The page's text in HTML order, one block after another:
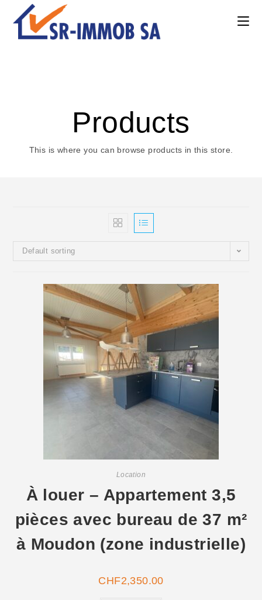
content
Products
This is where you can browse products in this store.
Default sorting
Location
À louer – Appartement 3,5
pièces avec bureau de 37 m²
à Moudon (zone industrielle)
CHF2,350.00